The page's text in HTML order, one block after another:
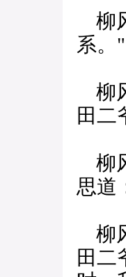
柳
系。
柳
田二
柳
思道
柳
田二